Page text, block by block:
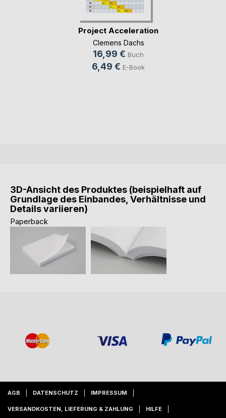
Project Acceleration
Clemens Dachs
16,99 € Buch
6,49 € E-Book
3D-Ansicht des Produktes (beispielhaft auf
Grundlage des Einbandes, Verhältnisse und
Details variieren)
Paperback
AGB DATENSCHUTZ IMPRESSUM
VERSANDKOSTEN, LIEFERUNG & ZAHLUNG HILFE